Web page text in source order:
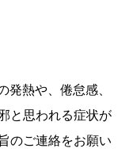
熱や、倦怠感、
と思われる症状が
のご連絡をお願い